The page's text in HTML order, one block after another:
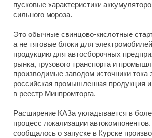
пусковые характеристики
сильного мороза.
Это обычные свинцово-кислотные
а не тяговые блоки для
продукцию для автосборочных
рынка, грузового транспорта и
производимые заводом источники тока
российская промышленная продукция
в реестр Минпромторга.
Расширение КАЗа укладывается в
процесс локализации
сообщалось о запуске в Курске